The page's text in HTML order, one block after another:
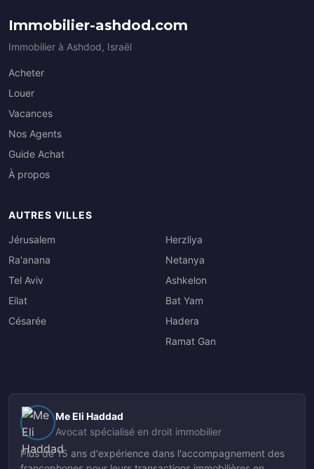
Immobilier-ashdod.com
Immobilier à Ashdod, Israël
Acheter
Louer
Vacances
Nos Agents
Guide Achat
À propos
AUTRES VILLES
Jérusalem
Ra'anana
Tel Aviv
Eilat
Césarée
Herzliya
Netanya
Ashkelon
Bat Yam
Hadera
Ramat Gan
Me Eli Haddad
Avocat spécialisé en droit immobilier
Plus de 15 ans d'expérience dans l'accompagnement des